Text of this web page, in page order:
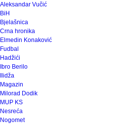
Aleksandar Vučić
BiH
Bjelašnica
Crna hronika
Elmedin Konaković
Fudbal
Hadžići
Ibro Berilo
Ilidža
Magazin
Milorad Dodik
MUP KS
Nesreća
Nogomet